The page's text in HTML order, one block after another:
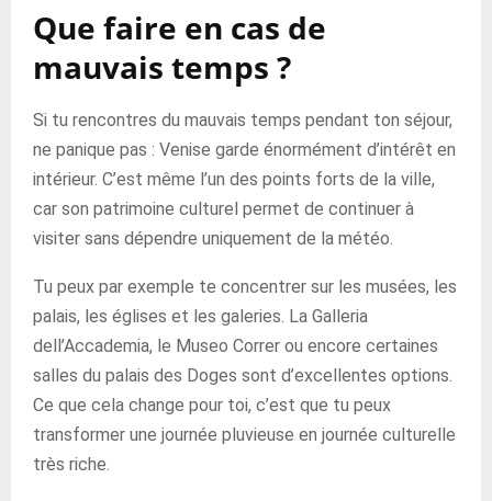
Que faire en cas de
mauvais temps ?
Si tu rencontres du mauvais temps pendant ton séjour,
ne panique pas : Venise garde énormément d’intérêt en
intérieur. C’est même l’un des points forts de la ville,
car son patrimoine culturel permet de continuer à
visiter sans dépendre uniquement de la météo.
Tu peux par exemple te concentrer sur les musées, les
palais, les églises et les galeries. La Galleria
dell’Accademia, le Museo Correr ou encore certaines
salles du palais des Doges sont d’excellentes options.
Ce que cela change pour toi, c’est que tu peux
transformer une journée pluvieuse en journée culturelle
très riche.